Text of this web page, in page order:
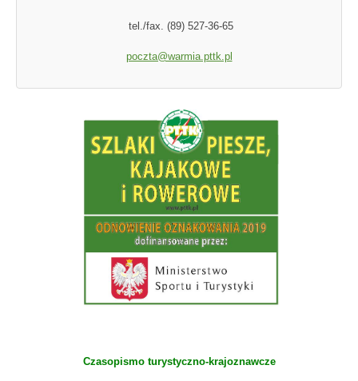
tel./fax. (89) 527-36-65
poczta@warmia.pttk.pl
Czasopismo turystyczno-krajoznawcze